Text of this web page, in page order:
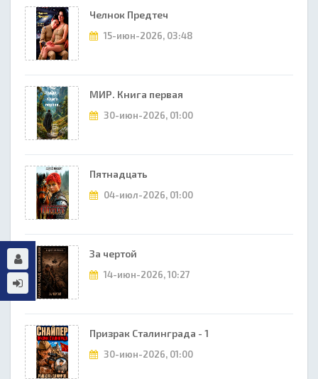
Челнок Предтеч
15-июн-2026, 03:48
МИР. Книга первая
30-июн-2026, 01:00
Пятнадцать
04-июл-2026, 01:00
За чертой
14-июн-2026, 10:27
Призрак Сталинграда - 1
30-июн-2026, 01:00